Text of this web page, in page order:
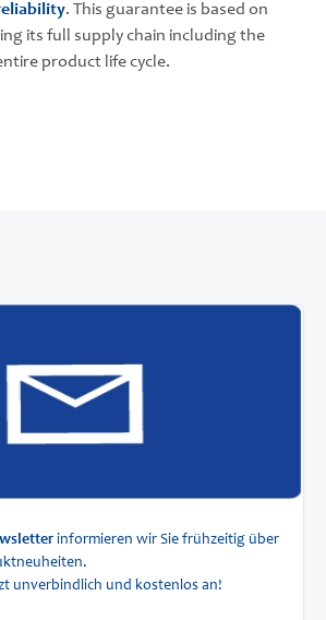
. This guarantee is based on
its full supply chain including the
product life cycle.
informieren wir Sie frühzeitig über
unverbindlich und kostenlos an!